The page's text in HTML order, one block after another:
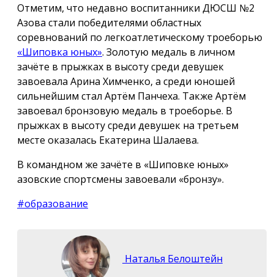
Отметим, что недавно воспитанники ДЮСШ №2
Азова стали победителями областных
соревнований по легкоатлетическому троеборью
«Шиповка юных». Золотую медаль в личном
зачёте в прыжках в высоту среди девушек
завоевала Арина Химченко, а среди юношей
сильнейшим стал Артём Панчеха. Также Артём
завоевал бронзовую медаль в троеборье. В
прыжках в высоту среди девушек на третьем
месте оказалась Екатерина Шалаева.
В командном же зачёте в «Шиповке юных»
азовские спортсмены завоевали «бронзу».
#образование
Наталья Белоштейн